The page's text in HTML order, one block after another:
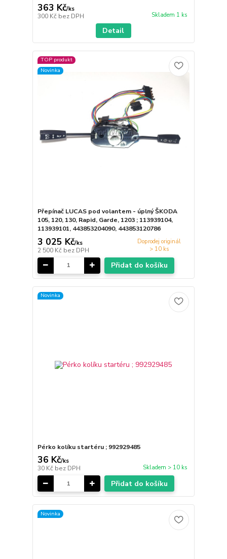
363 Kč/ks
300 Kč bez DPH Skladem 1 ks
Detail
TOP produkt
Novinka
Přepínač LUCAS pod volantem - úplný ŠKODA
105, 120, 130, Rapid, Garde, 1203 ; 113939104,
113939101, 443853204090, 443853120786
3 025 Kč/ks
2 500 Kč bez DPH
Doprodej originál
> 10 ks
Přidat do košíku
Novinka
Pérko kolíku startéru ; 992929485
36 Kč/ks
30 Kč bez DPH Skladem > 10 ks
Přidat do košíku
Novinka